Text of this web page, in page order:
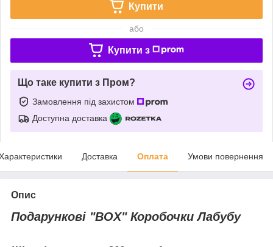
Купити
або
Купити з
Що таке купити з Пром?
Замовлення під захистом
Доступна доставка
Доставка Оплата Умови повернення
Опис
Подарункові "BOX" Коробочки Лабубу